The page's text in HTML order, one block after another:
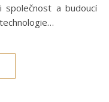
společnost a budoucí